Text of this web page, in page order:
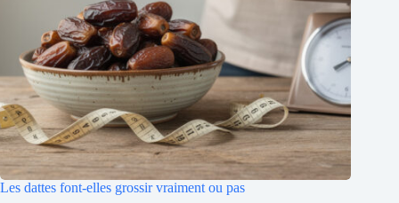
Les dattes font-elles grossir vraiment ou pas